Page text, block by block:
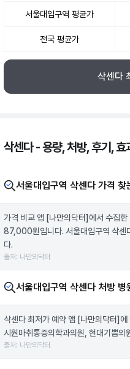
서울대입구역 평균가
전국 평균가
삭센다
삭센다 - 용량, 처방, 후기,
서울대입구역 삭센다 가격 찾
가격 비교 앱 [나만의닥터] 에서 수집
87,000원입니다. 서울대입구역 삭
다.
출처: 나만의닥터
서울대입구역 삭센다 처방 병
삭센다 최저가 예약 앱 [나만의닥터] 에
시원마취통증의학과의원, 현대기쁨의
출처: 나만의닥터